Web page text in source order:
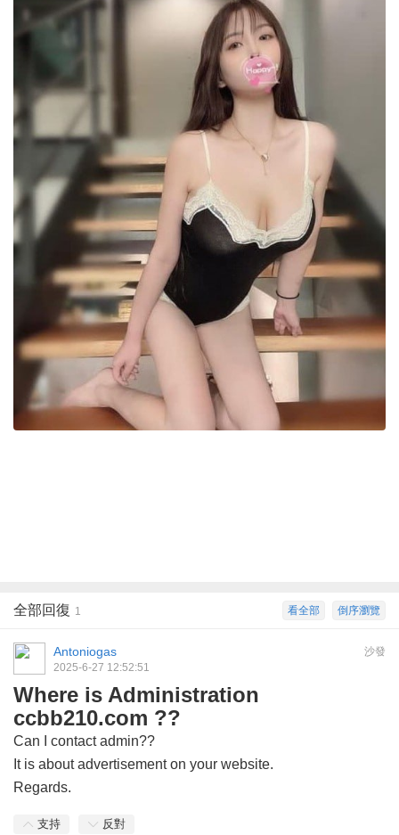
倒序瀏覽
看全部
全部回復 1
沙發
Antoniogas
2025-6-27 12:52:51
Where is Administration
ccbb210.com ??
Can I contact admin??
It is about advertisement on your website.
Regards.
支持 反對